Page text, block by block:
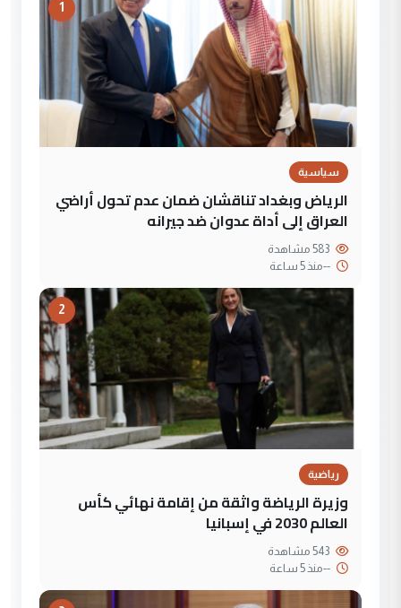
1
سياسية
الرياض وبغداد تناقشان ضمان عدم تحول أراضي
العراق إلى أداة عدوان ضد جيرانه
--منذ 5 ساعة
2
رياضية
وزيرة الرياضة واثقة من إقامة نهائي كأس
العالم 2030 في إسبانيا
--منذ 5 ساعة